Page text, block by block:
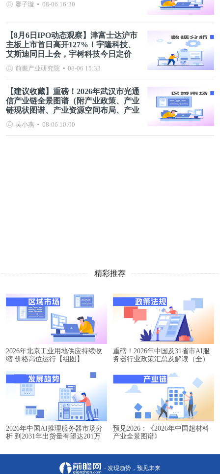
廖子璇 08-06 16:30
【8月6日IPO动态观察】津富士达沪市
主板上市首日高开127%！宇隆科技、
艾斯迪同日上会，宇树科技今日定价
前瞻产业研究院 08-06 15:33
【建议收藏】重磅！2026年武汉市光通
信产业链全景图谱（附产业政策、产业
链现状图谱、产业资源空间布局、产业
链发展规划）
吴小燕 08-06 10:00
精彩推荐
2026年北京工业用地供应持续收
缩 价格高位运行【组图】
重磅！2026年中国及31省市AI服
务器行业政策汇总及解读（全）
2026年中国AI推理服务器市场分
析 到2031年出货量有望达201万
预见2026：《2026年中国超材料
产业全景图谱》
- 发现趋势，预见未来